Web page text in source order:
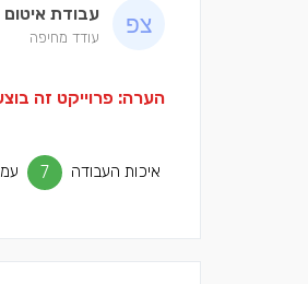
עבודת איטום
עודד מחיפה
הערה: פרוייקט זה
איכות העבודה 7